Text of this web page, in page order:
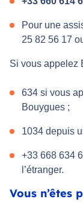
Pour une
25 82 56 17
Si vous appelez
634 si vous
Bouygues ;
1034 depuis
+33 668 634
l’étranger.
Vous n’êtes